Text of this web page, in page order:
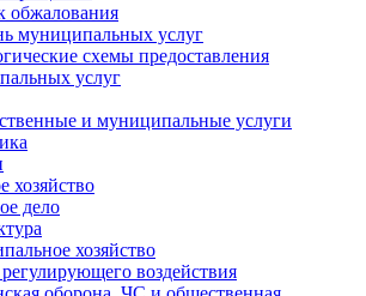
обжалования
муниципальных услуг
схемы предоставления
услуг
и муниципальные услуги
хозяйство
дело
хозяйство
воздействия